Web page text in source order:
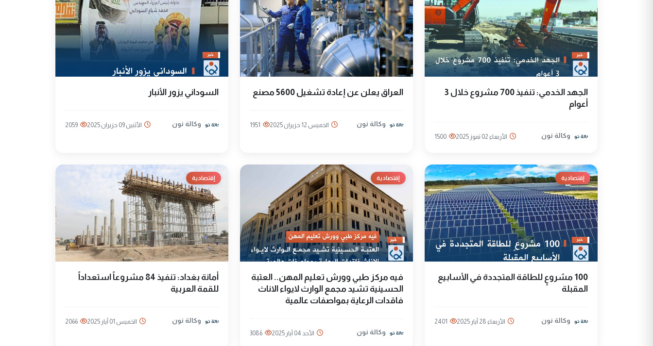
الجهد الخدمي: تنفيذ 700 مشروع خلال 3
أعوام
وكالة نون الأربعاء 02 تموز 2025 1500
العراق يعلن عن إعادة تشغيل 5600 مصنع
وكالة نون الخميس 12 حزيران 2025 1951
السوداني يزور الأنبار
وكالة نون الأثنين 09 حزيران 2025 2059
إقتصادية
100 مشروعٍ للطاقة المتجددة في الأسابيع
المقبلة
وكالة نون الأربعاء 28 آيار 2025 2401
إقتصادية
فيه مركز طبي وورش تعليم المهن.. العتبة
الحسينية تشيد مجمع الوارث لايواء الاناث
فاقدات الرعاية بمواصفات عالمية
وكالة نون الأحد 04 آيار 2025 3086
إقتصادية
أمانة بغداد: تنفيذ 84 مشروعاً استعداداً
للقمة العربية
وكالة نون الخميس 01 آيار 2025 2066